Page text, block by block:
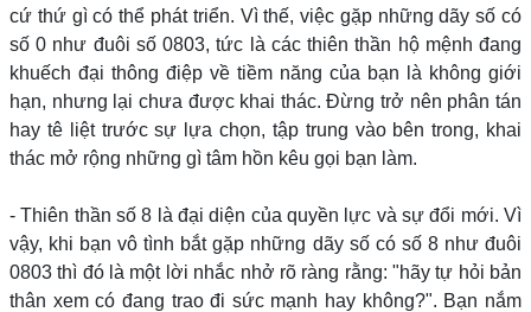
cứ thứ gì có thể phát triển. Vì thế, việc gặp những dãy số có
số 0 như đuôi số 0803, tức là các thiên thần hộ mệnh đang
khuếch đại thông điệp về tiềm năng của bạn là không giới
hạn, nhưng lại chưa được khai thác. Đừng trở nên phân tán
hay tê liệt trước sự lựa chọn, tập trung vào bên trong, khai
thác mở rộng những gì tâm hồn kêu gọi bạn làm.
- Thiên thần số 8 là đại diện của quyền lực và sự đổi mới. Vì
vậy, khi bạn vô tình bắt gặp những dãy số có số 8 như đuôi
0803 thì đó là một lời nhắc nhở rõ ràng rằng: "hãy tự hỏi bản
thân xem có đang trao đi sức mạnh hay không?". Bạn nắm